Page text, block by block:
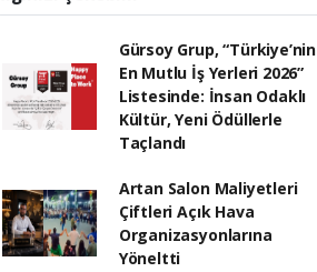
Gürsoy Grup, “Türkiye’nin
En Mutlu İş Yerleri 2026”
Listesinde: İnsan Odaklı
Kültür, Yeni Ödüllerle
Taçlandı
Artan Salon Maliyetleri
Çiftleri Açık Hava
Organizasyonlarına
Yöneltti